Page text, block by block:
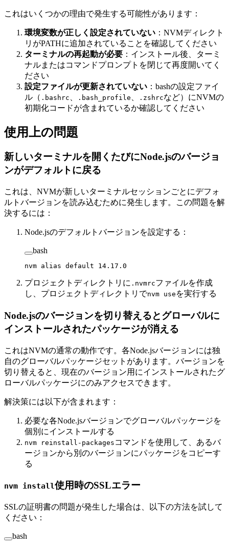
これはいくつかの理由で発生する可能性があります：
環境変数が正しく設定されていない ：NVMディレクト
リがPATHに追加されていることを確認してください
ターミナルの再起動が必要 ：インストール後、ターミ
ナルまたはコマンドプロンプトを閉じて再度開いてく
ださい
設定ファイルが更新されていない ：bashの設定ファイ
ル（ .bashrc .bash_profile .zshrcなど）にNVMの
初期化コードが含まれているか確認してください
使用上の問題
新しいターミナルを開くたびにNode.jsのバージョ
ンがデフォルトに戻る
これは、NVMが新しいターミナルセッションごとにデフォ
ルトバージョンを読み込むために発生します。この問題を解
決するには：
Node.jsのデフォルトバージョンを設定する：
bash
nvm alias default 14.17.0
プロジェクトディレクトリに .nvmrcファイルを作成
し、プロジェクトディレクトリでnvm use を実行する
Node.jsのバージョンを切り替えるとグローバルに
インストールされたパッケージが消える
これはNVMの通常の動作です。各Node.jsバージョンには独
自のグローバルパッケージセットがあります。バージョンを
切り替えると、現在のバージョン用にインストールされたグ
ローバルパッケージにのみアクセスできます。
解決策には以下が含まれます：
必要な各Node.jsバージョンでグローバルパッケージを
個別にインストールする
nvm reinstall-packages コマンドを使用して、あるバ
ージョンから別のバージョンにパッケージをコピーす
る
nvm install使用時のSSLエラー
SSLの証明書の問題が発生した場合は、以下の方法を試して
ください：
bash